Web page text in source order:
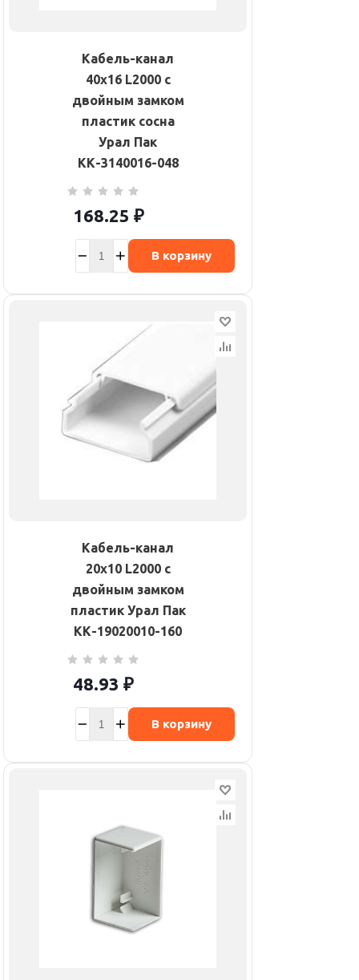
Кабель-канал
40х16 L2000 с
двойным замком
пластик сосна
Урал Пак
КК-3140016-048
168.25 ₽
В корзину
Кабель-канал
20х10 L2000 с
двойным замком
пластик Урал Пак
КК-19020010-160
48.93 ₽
В корзину